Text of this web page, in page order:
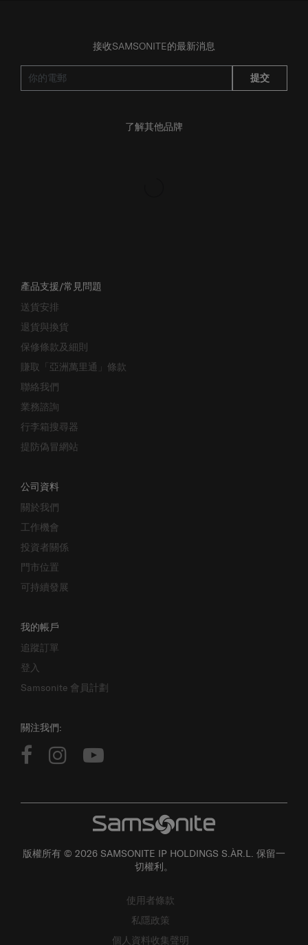
接收SAMSONITE的最新消息
提交
了解其他品牌
產品支援/常見問題
送貨安排
退貨與換貨
保修條款及細則
賺取「亞洲萬里通」條款
聯絡我們
業務諮詢
行李箱搜尋器
提防偽冒網站
公司資料
關於我們
工作機會
投資者關係
門市位置
可持續發展
我的帳戶
追蹤訂單
登入
Samsonite 會員計劃
關注我們:
版權所有 © 2026 SAMSONITE IP HOLDINGS S.ÀR.L. 保留一
切權利。
使用者條款
私隱政策
個人資料收集聲明